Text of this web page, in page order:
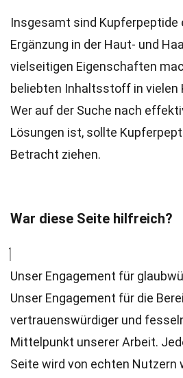
Insgesamt sind Kupferpeptide
Ergänzung in der Haut- und
vielseitigen Eigenschaften
beliebten Inhaltsstoff in vielen
Wer auf der Suche nach
Lösungen ist, sollte
Betracht ziehen.
War diese Seite hilfreich?
Unser Engagement für
Unser Engagement für die
vertrauenswürdiger und
Mittelpunkt unserer Arbeit.
Seite wird von echten Nutzern